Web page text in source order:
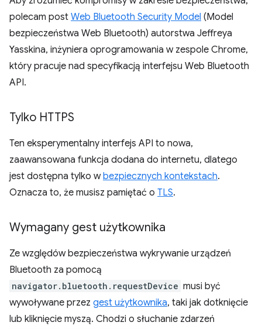
polecam post Web Bluetooth Security Model (Model
bezpieczeństwa Web Bluetooth) autorstwa Jeffreya
Yasskina, inżyniera oprogramowania w zespole Chrome,
który pracuje nad specyfikacją interfejsu Web Bluetooth
API.
Tylko HTTPS
Ten eksperymentalny interfejs API to nowa,
zaawansowana funkcja dodana do internetu, dlatego
jest dostępna tylko wbezpiecznych kontekstach.
Oznacza to, że musisz pamiętać o TLS.
Wymagany gest użytkownika
Ze względów bezpieczeństwa wykrywanie urządzeń
Bluetooth za pomocą
navigator.bluetooth.requestDevice musi być
wywoływane przez gest użytkownika, taki jak dotknięcie
lub kliknięcie myszą. Chodzi o słuchanie zdarzeń